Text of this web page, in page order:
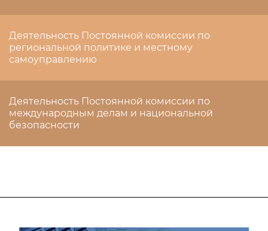
Деятельность Постоянной комиссии по
региональной политике и местному
самоуправлению
Деятельность Постоянной комиссии по
международным делам и национальной
безопасности